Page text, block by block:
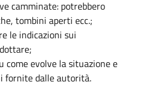
camminate: potrebbero
tombini aperti ecc.;
le indicazioni sui
evolve la situazione e
fornite dalle autorità.